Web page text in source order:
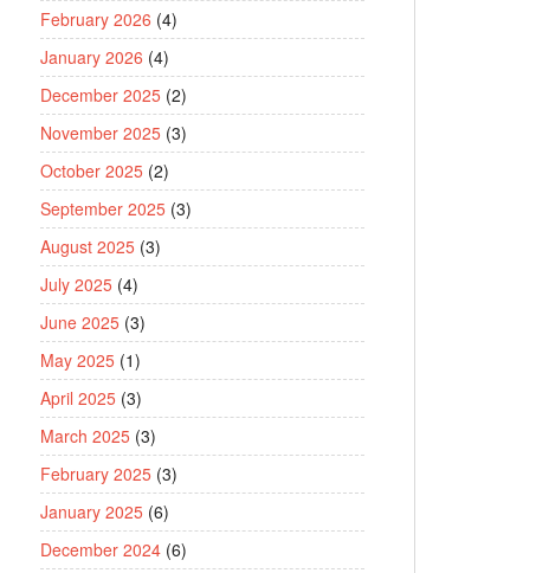
February 2026 (4)
January 2026 (4)
December 2025 (2)
November 2025 (3)
October 2025 (2)
September 2025 (3)
August 2025 (3)
July 2025 (4)
June 2025 (3)
May 2025 (1)
April 2025 (3)
March 2025 (3)
February 2025 (3)
January 2025 (6)
December 2024 (6)